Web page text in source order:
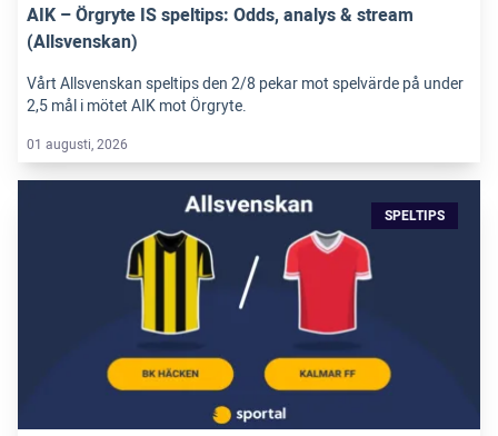
AIK – Örgryte IS speltips: Odds, analys & stream
(Allsvenskan)
Vårt Allsvenskan speltips den 2/8 pekar mot spelvärde på under
2,5 mål i mötet AIK mot Örgryte.
01 augusti, 2026
SPELTIPS